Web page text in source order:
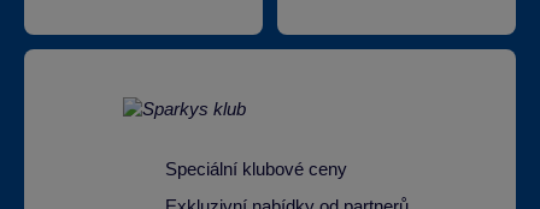
Speciální klubové ceny